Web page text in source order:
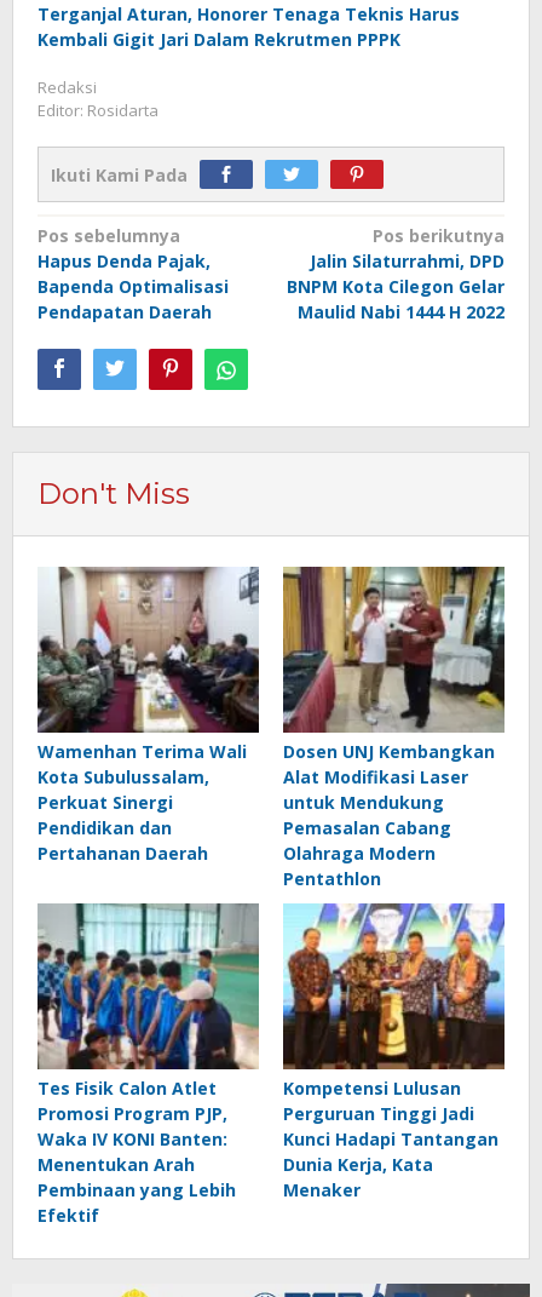
Terganjal Aturan, Honorer Tenaga Teknis Harus
Kembali Gigit Jari Dalam Rekrutmen PPPK
Redaksi
Editor: Rosidarta
Ikuti Kami Pada
Navigasi
pos
Pos sebelumnya
Hapus Denda Pajak,
Bapenda Optimalisasi
Pendapatan Daerah
Pos berikutnya
Jalin Silaturrahmi, DPD
BNPM Kota Cilegon Gelar
Maulid Nabi 1444 H 2022
Don't Miss
Wamenhan Terima Wali
Kota Subulussalam,
Perkuat Sinergi
Pendidikan dan
Pertahanan Daerah
Dosen UNJ Kembangkan
Alat Modifikasi Laser
untuk Mendukung
Pemasalan Cabang
Olahraga Modern
Pentathlon
Tes Fisik Calon Atlet
Promosi Program PJP,
Waka IV KONI Banten:
Menentukan Arah
Pembinaan yang Lebih
Efektif
Kompetensi Lulusan
Perguruan Tinggi Jadi
Kunci Hadapi Tantangan
Dunia Kerja, Kata
Menaker